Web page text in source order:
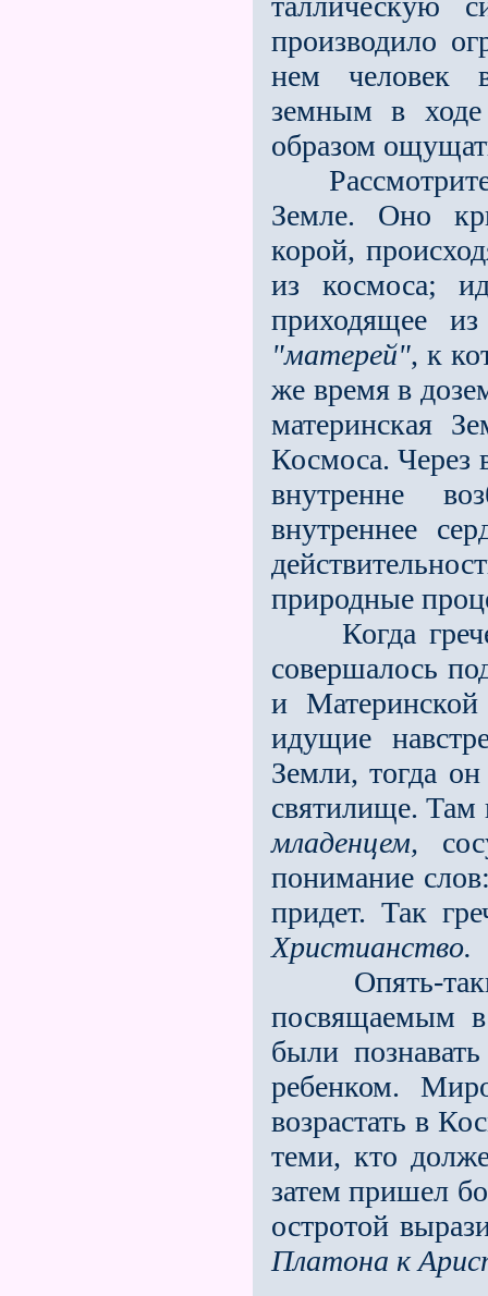
производило
нем человек
земным в
образом
Рассмотрите
Земле. Оно
корой,
из космоса;
приходящее
"матерей", к
же время в
материнская
Космоса. Через
внутренне
внутреннее
природные
Когда
совершалось
и
идущие
Земли, тогда
святилище. Там
младенцем,
понимание
придет. Так
Христианство.
Опять-
посвящаемым
были
ребенком.
возрастать в
теми, кто
затем пришел
остротой
Платона к